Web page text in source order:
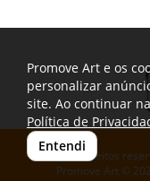
Todos os direitos
Promove Art ©
Promove Art e os
personalizar
site. Ao continuar
Política de
Entendi